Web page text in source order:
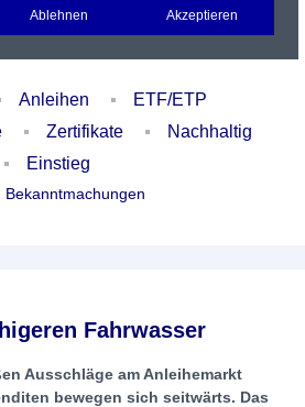
Portfolio Login
Anleihen
ETF/ETP
Zertifikate
Nachhaltig
Einstieg
Bekanntmachungen
Fahrwasser
Ausschläge am Anleihemarkt
bewegen sich seitwärts. Das
Ablehnen Akzeptieren